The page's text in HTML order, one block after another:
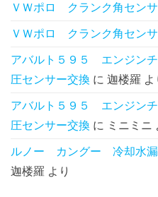
ー
ジ
送
り
ＶＷポロ クランク角セン
ＶＷポロ クランク角セン
アバルト５９５ エンジン
圧センサー交換 に 迦楼羅 よ
アバルト５９５ エンジン
圧センサー交換 に ミニミニ
ルノー カングー 冷却水
迦楼羅 より